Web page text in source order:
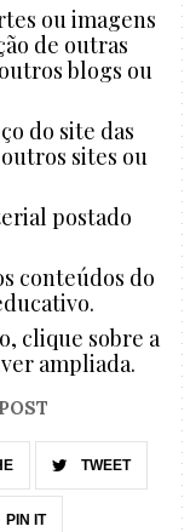
ou imagens
de outras
blogs ou
do site das
sites ou
postado
conteúdos do
clique sobre a
ampliada.
TWEET
PIN IT